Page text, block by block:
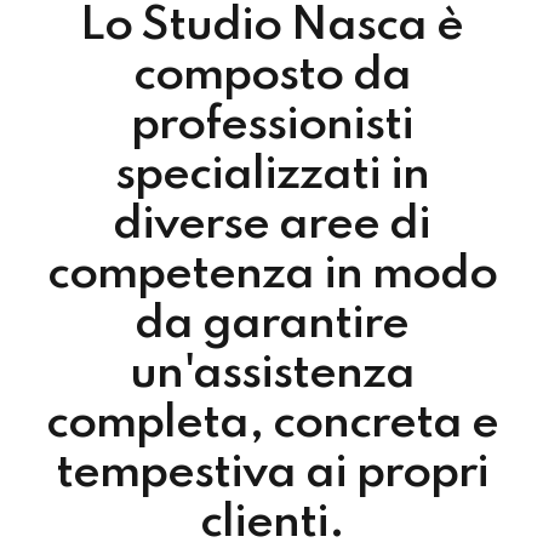
Lo Studio Nasca è
composto da
professionisti
specializzati in
diverse aree di
competenza in modo
da garantire
un'assistenza
completa, concreta e
tempestiva ai propri
clienti.